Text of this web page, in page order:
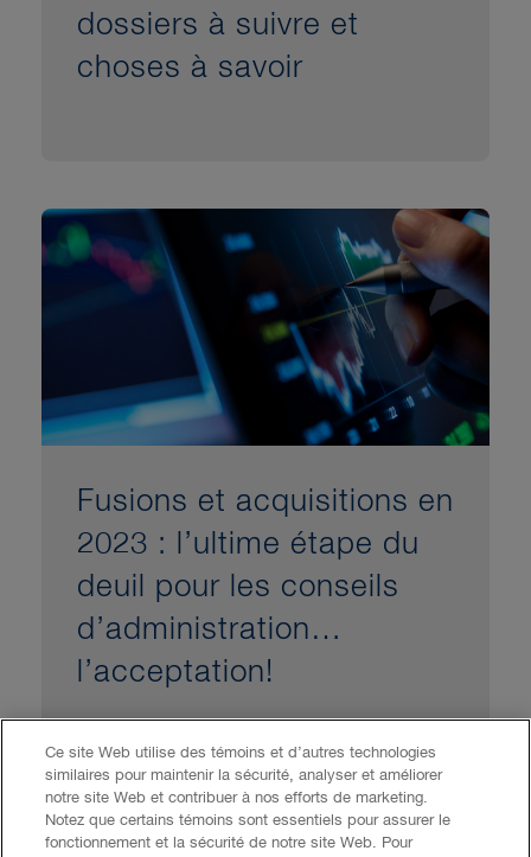
dossiers à suivre et
choses à savoir
Fusions et acquisitions en
2023 : l’ultime étape du
deuil pour les conseils
d’administration…
l’acceptation!
Ce site Web utilise des témoins et d’autres technologies
similaires pour maintenir la sécurité, analyser et améliorer
notre site Web et contribuer à nos efforts de marketing.
Notez que certains témoins sont essentiels pour assurer le
fonctionnement et la sécurité de notre site Web. Pour